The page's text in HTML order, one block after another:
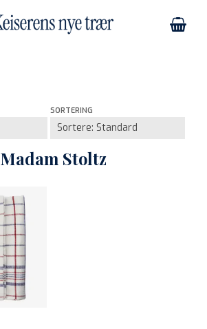
SORTERING
Madam Stoltz